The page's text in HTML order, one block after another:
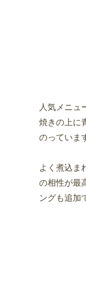
人気メニュ
焼きの上に
のっていま
よく煮込ま
の相性が最
ングも追加